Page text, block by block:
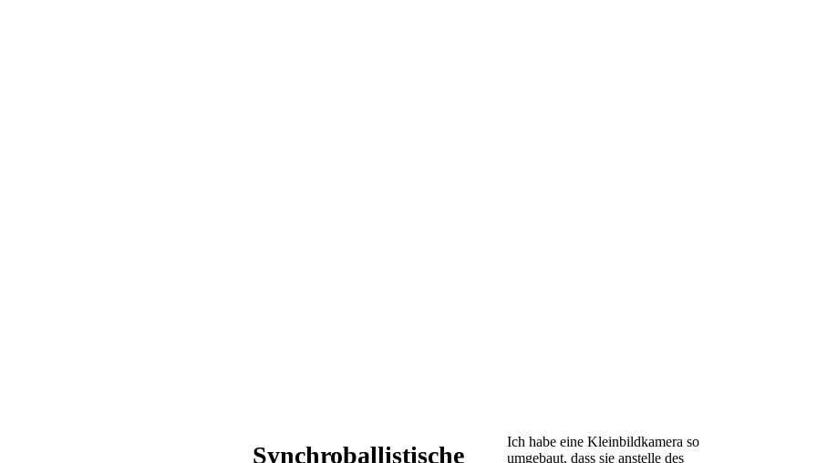
Synchroballistische
Ich habe eine Kleinbildkamera so
umgebaut, dass sie anstelle des